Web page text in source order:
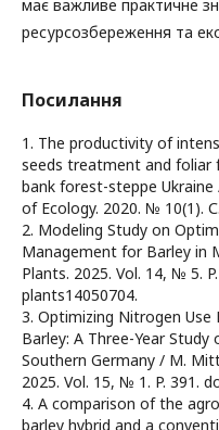
має важливе практичне
ресурсозбереження та
Посилання
1. The productivity of
seeds treatment and foliar
bank forest-steppe Ukraine
of Ecology. 2020. № 10(1).
2. Modeling Study on
Management for Barley in
Plants. 2025. Vol. 14, № 5.
plants14050704.
3. Optimizing Nitrogen Use
Barley: A Three-Year
Southern Germany / M.
2025. Vol. 15, № 1. P. 391.
4. A comparison of the
barley hybrid and a